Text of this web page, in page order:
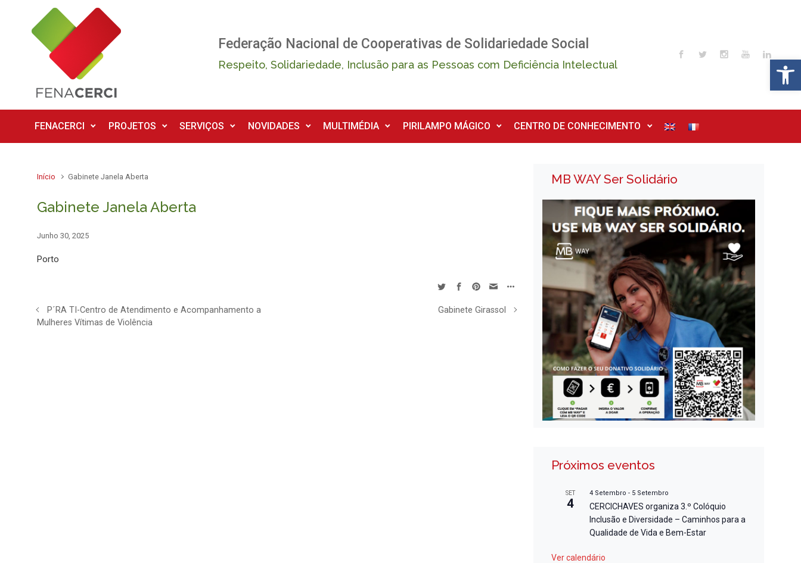
Skip to main content
Federação Nacional de Cooperativas de Solidariedade Social
Respeito, Solidariedade, Inclusão para as Pessoas com Deficiência Intelectual
FENACERCI PROJETOS SERVIÇOS NOVIDADES MULTIMÉDIA PIRILAMPO MÁGICO CENTRO DE CONHECIMENTO
Início Gabinete Janela Aberta
Gabinete Janela Aberta
Junho 30, 2025
Porto
P´RA TI-Centro de Atendimento e Acompanhamento a
Mulheres Vítimas de Violência
Gabinete Girassol
MB WAY Ser Solidário
Próximos eventos
SET
4
4 Setembro - 5 Setembro
CERCICHAVES organiza 3.º Colóquio
Inclusão e Diversidade – Caminhos para a
Qualidade de Vida e Bem-Estar
Ver calendário